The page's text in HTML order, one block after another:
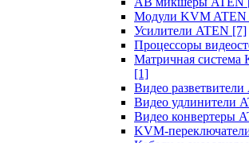
Модули KVM ATEN
Усилители ATEN [7]
Процессоры
Матричная система
[1]
Видео разветвители
Видео удлинители
Видео конвертеры
KVM-